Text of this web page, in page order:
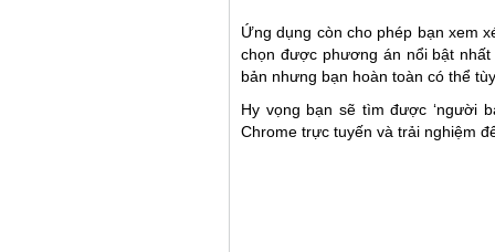
Ứng dụng còn cho phép bạn xem
chọn được phương án nổi bật
bản nhưng bạn hoàn toàn có thể
Hy vọng bạn sẽ tìm được ‘người
Chrome trực tuyến và trải nghiệm